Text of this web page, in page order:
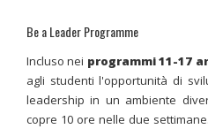
Be a Leader Programme
Incluso nei programmi 11-17
agli studenti l'opportunità di
leadership in un ambiente
copre 10 ore nelle due